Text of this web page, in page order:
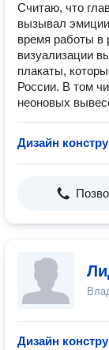
Считаю, что
вызывал
время работы в
визуализации
плакаты,
России. В том
неоновых
Дизайн
Дизайн